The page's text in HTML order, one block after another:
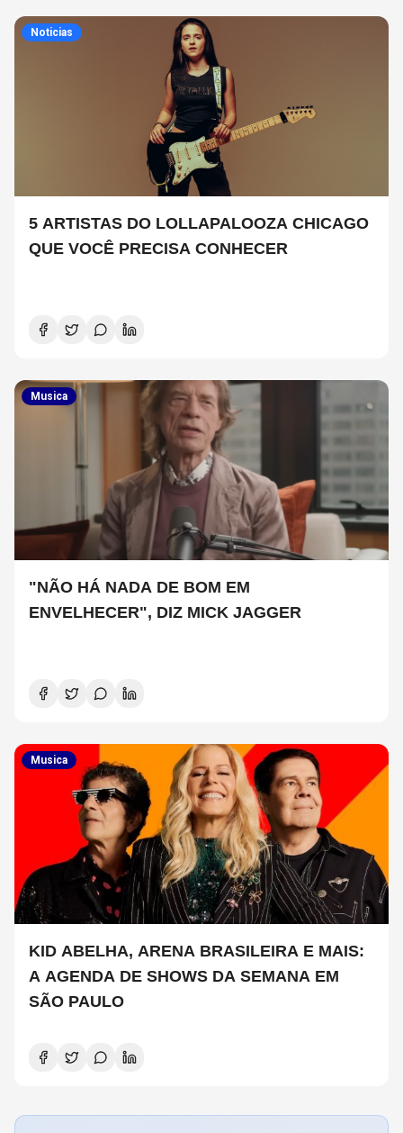
Noticias
5 ARTISTAS DO LOLLAPALOOZA CHICAGO
QUE VOCÊ PRECISA CONHECER
Musica
"NÃO HÁ NADA DE BOM EM
ENVELHECER", DIZ MICK JAGGER
Musica
KID ABELHA, ARENA BRASILEIRA E MAIS:
A AGENDA DE SHOWS DA SEMANA EM
SÃO PAULO